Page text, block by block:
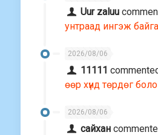
Uur zaluu
унтраад ингэж
2026/08/06
11111
өөр хүнд төрдөг
2026/08/06
сайхан